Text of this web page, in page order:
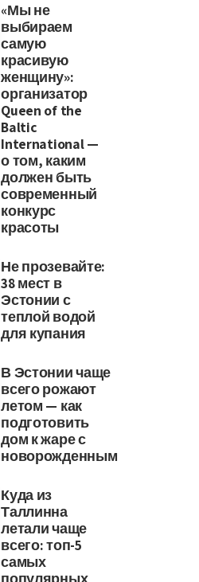
«Мы не
выбираем
самую
красивую
женщину»:
организатор
Queen of the
Baltic
International —
о том, каким
должен быть
современный
конкурс
красоты
Не прозевайте:
38 мест в
Эстонии с
теплой водой
для купания
В Эстонии чаще
всего рожают
летом — как
подготовить
дом к жаре с
новорожденным
Куда из
Таллинна
летали чаще
всего: топ-5
самых